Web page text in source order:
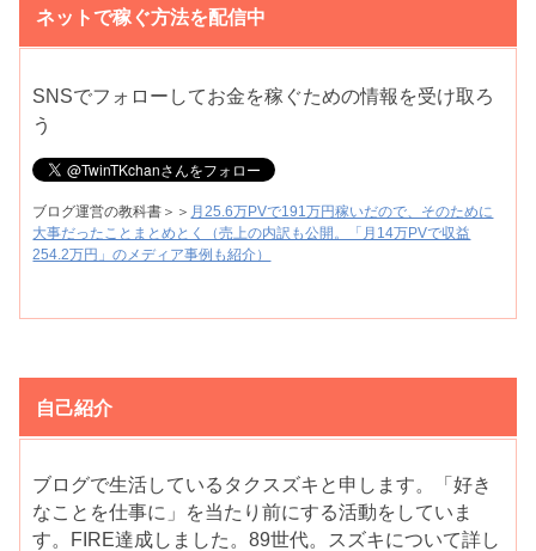
ネットで稼ぐ方法を配信中
SNSでフォローしてお金を稼ぐための情報を受け取ろ
う
ブログ運営の教科書＞＞ 月25.6万PVで191万円稼いだので、そのために
大事だったことまとめとく（売上の内訳も公開。「月14万PVで収益
254.2万円」のメディア事例も紹介）
自己紹介
ブログで生活しているタクスズキと申します。「好き
なことを仕事に」を当たり前にする活動をしていま
す。FIRE達成しました。89世代。スズキについて詳し